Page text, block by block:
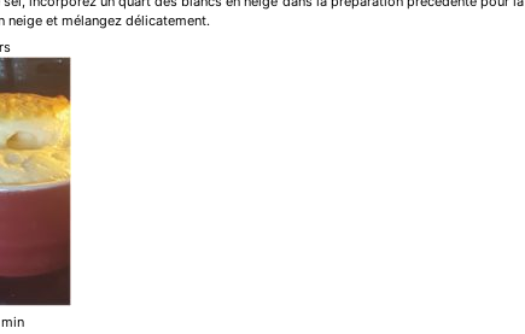
neige et mélangez délicatement.